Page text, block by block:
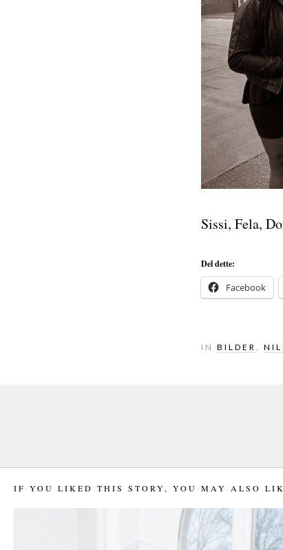
Sissi, Fela,
Del dette:
Facebook
IN BILDER
IF YOU LIKED THIS STORY, YOU MAY ALSO